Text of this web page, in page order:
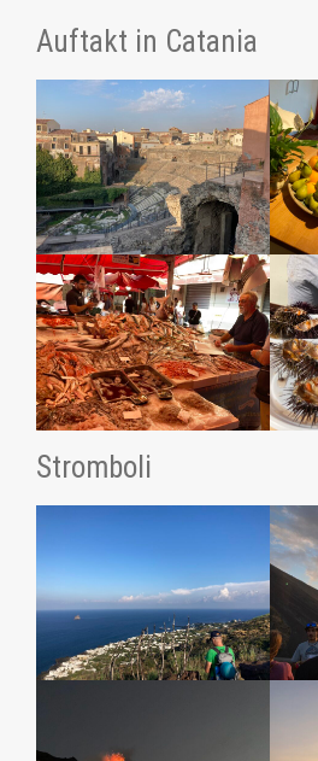
Auftakt in Catania
Stromboli